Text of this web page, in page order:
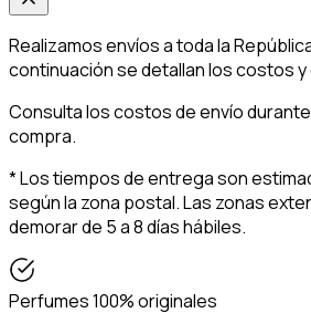
Realizamos envíos a toda la
continuación se detallan los costos
Consulta los costos de envío
compra.
* Los tiempos de entrega son
según la zona postal. Las zonas
demorar de 5 a 8 días hábiles.
Perfumes 100% originales